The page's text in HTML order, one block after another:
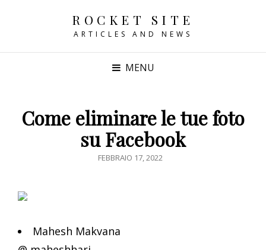
ROCKET SITE
ARTICLES AND NEWS
MENU
Come eliminare le tue foto
su Facebook
POSTED
FEBBRAIO 17, 2022
Mahesh Makvana